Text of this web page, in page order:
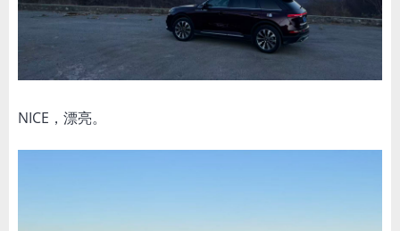
NICE，漂亮。